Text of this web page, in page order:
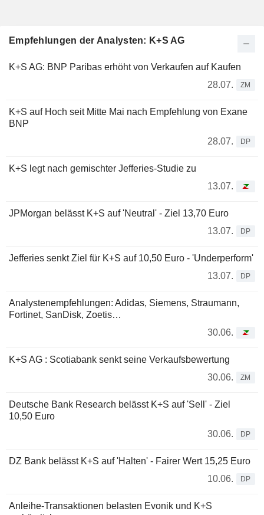
Empfehlungen der Analysten: K+S AG
K+S AG: BNP Paribas erhöht von Verkaufen auf Kaufen
28.07.
ZM
K+S auf Hoch seit Mitte Mai nach Empfehlung von Exane
BNP
28.07.
DP
K+S legt nach gemischter Jefferies-Studie zu
13.07.
JPMorgan belässt K+S auf 'Neutral' - Ziel 13,70 Euro
13.07.
DP
Jefferies senkt Ziel für K+S auf 10,50 Euro - 'Underperform'
13.07.
DP
Analystenempfehlungen: Adidas, Siemens, Straumann,
Fortinet, SanDisk, Zoetis…
30.06.
K+S AG : Scotiabank senkt seine Verkaufsbewertung
30.06.
ZM
Deutsche Bank Research belässt K+S auf 'Sell' - Ziel
10,50 Euro
30.06.
DP
DZ Bank belässt K+S auf 'Halten' - Fairer Wert 15,25 Euro
10.06.
DP
Anleihe-Transaktionen belasten Evonik und K+S